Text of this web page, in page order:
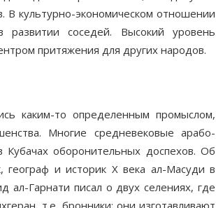
В культурно-экономическом отношении
соседей. Высокий уровень
притяжения для других народов.
каким-то определенным промыслом,
Многие средневековые арабо-
оборонительных доспехов. Об
географ и историк Х века ал-Масуди в
ал-Гарнати писал о двух селениях, где
т.е. бронники; они изготавливают